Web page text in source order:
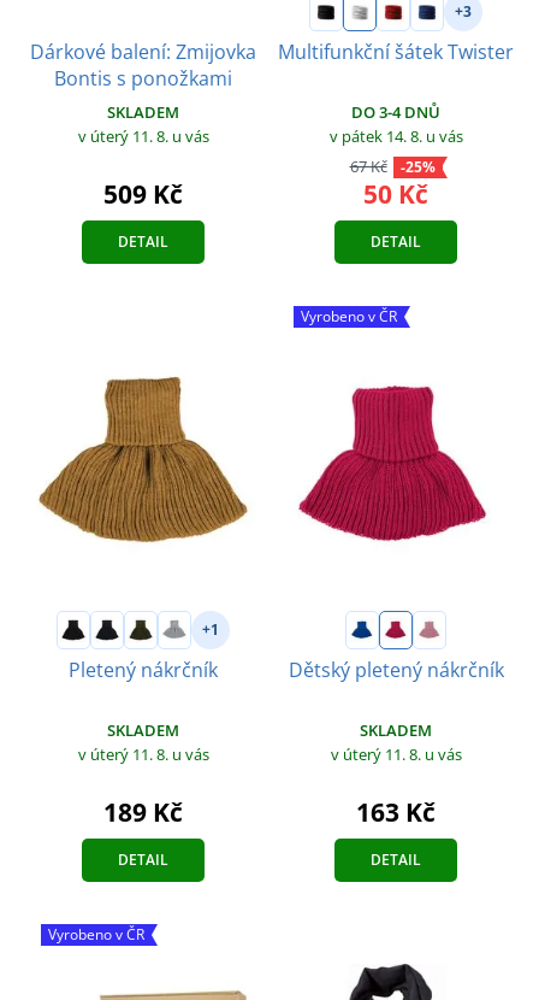
Dárkové balení: Zmijovka
Bontis s ponožkami
SKLADEM
v úterý 11. 8. u vás
509 Kč
DETAIL
+3
Multifunkční šátek Twister
DO 3-4 DNŮ
v pátek 14. 8. u vás
67 Kč
-25%
50 Kč
DETAIL
+1
Pletený nákrčník
SKLADEM
v úterý 11. 8. u vás
189 Kč
DETAIL
Vyrobeno v ČR
Dětský pletený nákrčník
SKLADEM
v úterý 11. 8. u vás
163 Kč
DETAIL
Vyrobeno v ČR